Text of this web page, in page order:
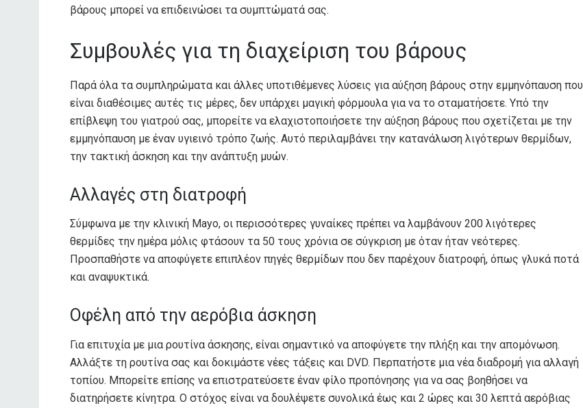
βάρους μπορεί να επιδεινώσει τα συμπτώματά σας.
Συμβουλές για τη διαχείριση του βάρους
Παρά όλα τα συμπληρώματα και άλλες υποτιθέμενες λύσεις για αύξηση βάρους στην εμμηνόπαυση που
είναι διαθέσιμες αυτές τις μέρες, δεν υπάρχει μαγική φόρμουλα για να το σταματήσετε. Υπό την
επίβλεψη του γιατρού σας, μπορείτε να ελαχιστοποιήσετε την αύξηση βάρους που σχετίζεται με την
εμμηνόπαυση με έναν υγιεινό τρόπο ζωής. Αυτό περιλαμβάνει την κατανάλωση λιγότερων θερμίδων,
την τακτική άσκηση και την ανάπτυξη μυών.
Αλλαγές στη διατροφή
Σύμφωνα με την κλινική Mayo, οι περισσότερες γυναίκες πρέπει να λαμβάνουν 200 λιγότερες
θερμίδες την ημέρα μόλις φτάσουν τα 50 τους χρόνια σε σύγκριση με όταν ήταν νεότερες.
Προσπαθήστε να αποφύγετε επιπλέον πηγές θερμίδων που δεν παρέχουν διατροφή, όπως γλυκά ποτά
και αναψυκτικά.
Οφέλη από την αερόβια άσκηση
Για επιτυχία με μια ρουτίνα άσκησης, είναι σημαντικό να αποφύγετε την πλήξη και την απομόνωση.
Αλλάξτε τη ρουτίνα σας και δοκιμάστε νέες τάξεις και DVD. Περπατήστε μια νέα διαδρομή για αλλαγή
τοπίου. Μπορείτε επίσης να επιστρατεύσετε έναν φίλο προπόνησης για να σας βοηθήσει να
διατηρήσετε κίνητρα. Ο στόχος είναι να δουλέψετε συνολικά έως και 2 ώρες και 30 λεπτά αερόβιας